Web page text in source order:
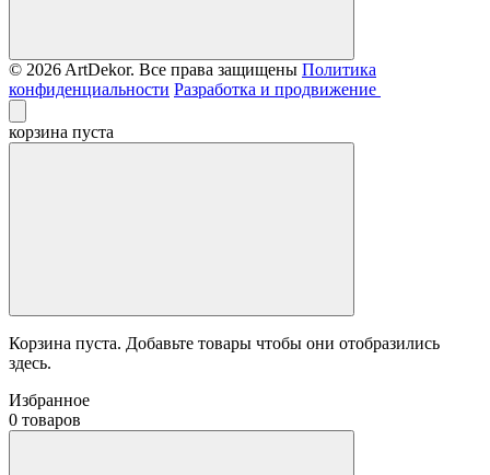
© 2026 ArtDekor. Все права защищены Политика
конфиденциальности Разработка и продвижение
корзина пуста
Корзина пуста. Добавьте товары чтобы они отобразились
здесь.
Избранное
0 товаров